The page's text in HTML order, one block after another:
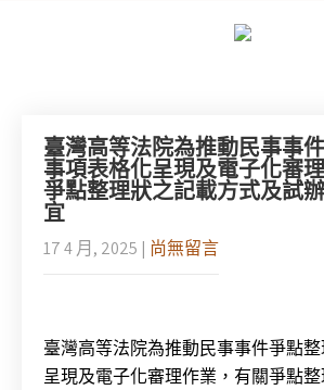
臺灣高等法院為推動民事事
事項表格化呈現及電子化審
爭點整理狀之記載方式及試
宜
17 4 月, 2025 | 尚無留言
臺灣高等法院為推動民事事件爭點
呈現及電子化審理作業，有關爭點